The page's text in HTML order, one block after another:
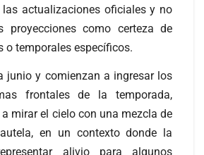
actualizaciones oficiales y no
proyecciones como certeza de
o temporales específicos.
junio y comienzan a ingresar los
frontales de la temporada,
mirar el cielo con una mezcla de
en un contexto donde la
alivio para algunos